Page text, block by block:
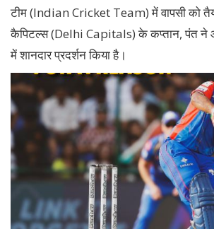
टीम (Indian Cricket Team) में वापसी को
कैपिटल्स (Delhi Capitals) के कप्तान, पंत ने
में शानदार प्रदर्शन किया है।